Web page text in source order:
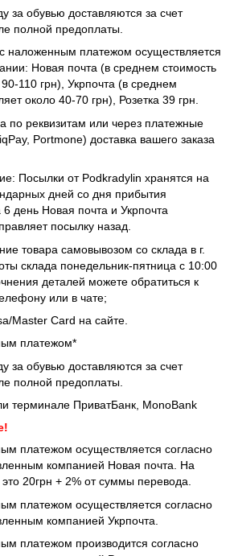
за обувью доставляются за счет
полной предоплаты.
с наложенным платежом осуществляется
Новая почта (в среднем стоимость
110 грн), Укрпочта (в среднем
около 40-70 грн), Розетка 39 грн.
по реквизитам или через платежные
Portmone) доставка вашего заказа
Посылки от Podkradylin хранятся на
дней со дня прибытия
день Новая почта и Укрпочта
посылку назад.
товара самовывозом со склада в г.
склада понедельник-пятница с 10:00
деталей можете обратиться к
или в чате;
Master Card на сайте.
платежом*
за обувью доставляются за счет
полной предоплаты.
терминале ПриватБанк, MonoBank
платежом осуществляется согласно
компанией Новая почта. На
20грн + 2% от суммы перевода.
платежом осуществляется согласно
компанией Укрпочта.
платежом производится согласно